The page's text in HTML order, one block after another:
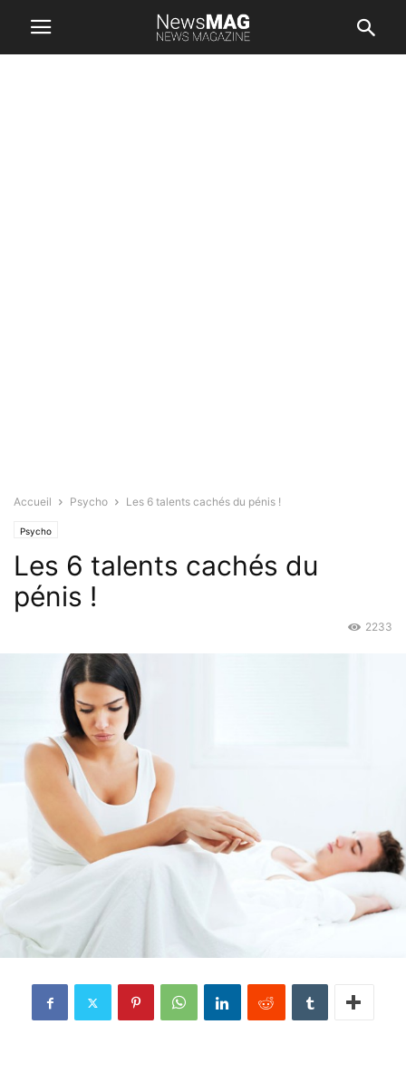
Accueil Psycho Les 6 talents cachés du pénis !
Psycho
Les 6 talents cachés du
pénis !
2233